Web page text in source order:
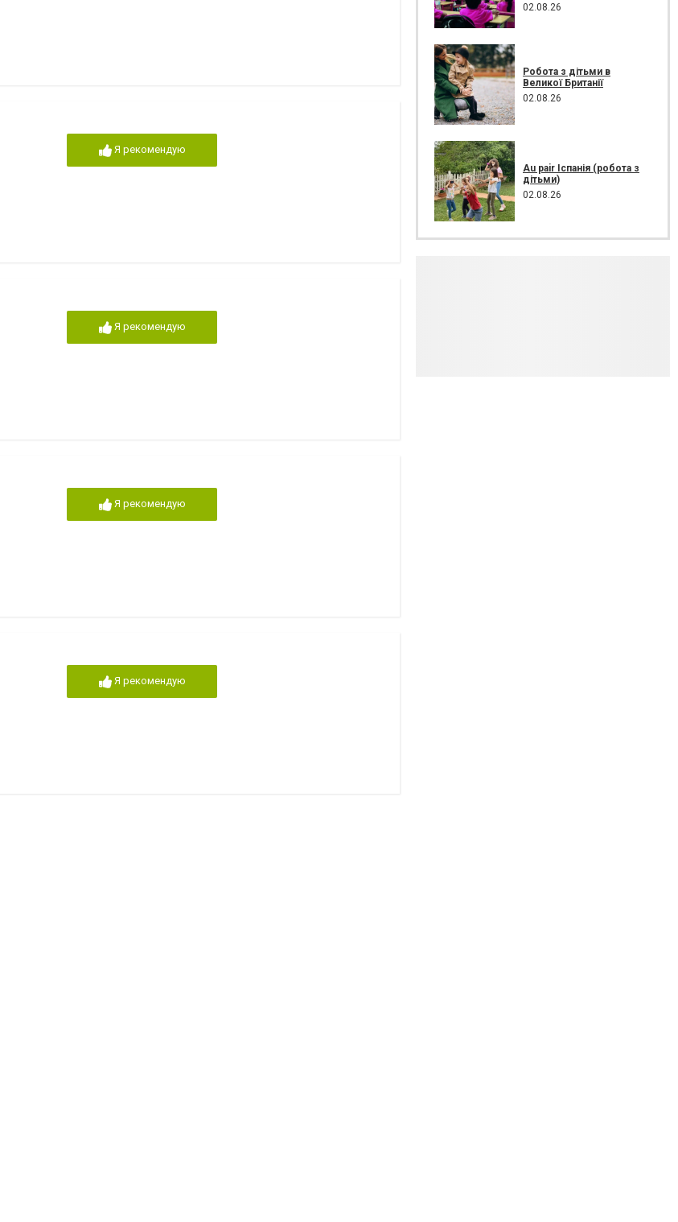
Я рекомендую
Я рекомендую
Я рекомендую
Я рекомендую
02.08.26
Робота з дітьми в
Великої Британії
02.08.26
Au pair Іспанія (робота з
дітьми)
02.08.26